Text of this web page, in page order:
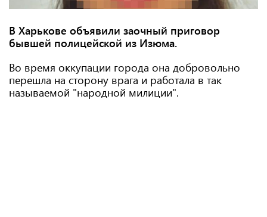
В Харькове объявили заочный приговор
бывшей полицейской из Изюма.
Во время оккупации города она добровольно
перешла на сторону врага и работала в так
называемой "народной милиции".